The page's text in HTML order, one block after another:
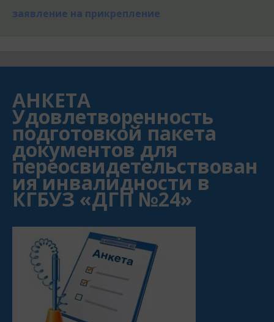
заявление на прикрепление
АНКЕТА
Удовлетворенность
подготовкой пакета
документов для
переосвидетельствован
ия инвалидности в
КГБУЗ «ДГП №24»